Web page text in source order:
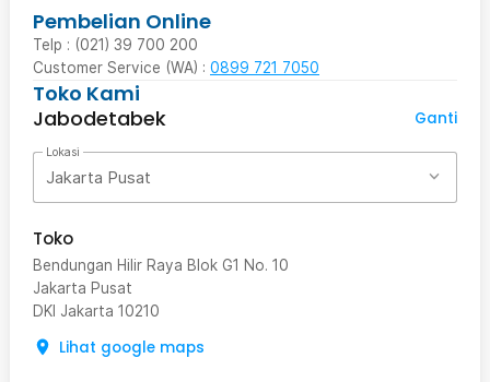
Pembelian Online
Telp : (021) 39 700 200
Customer Service (WA) : 0899 721 7050
Toko Kami
Jabodetabek
Ganti
Lokasi
Jakarta Pusat
Toko
Bendungan Hilir Raya Blok G1 No. 10
Jakarta Pusat
DKI Jakarta 10210
Lihat google maps